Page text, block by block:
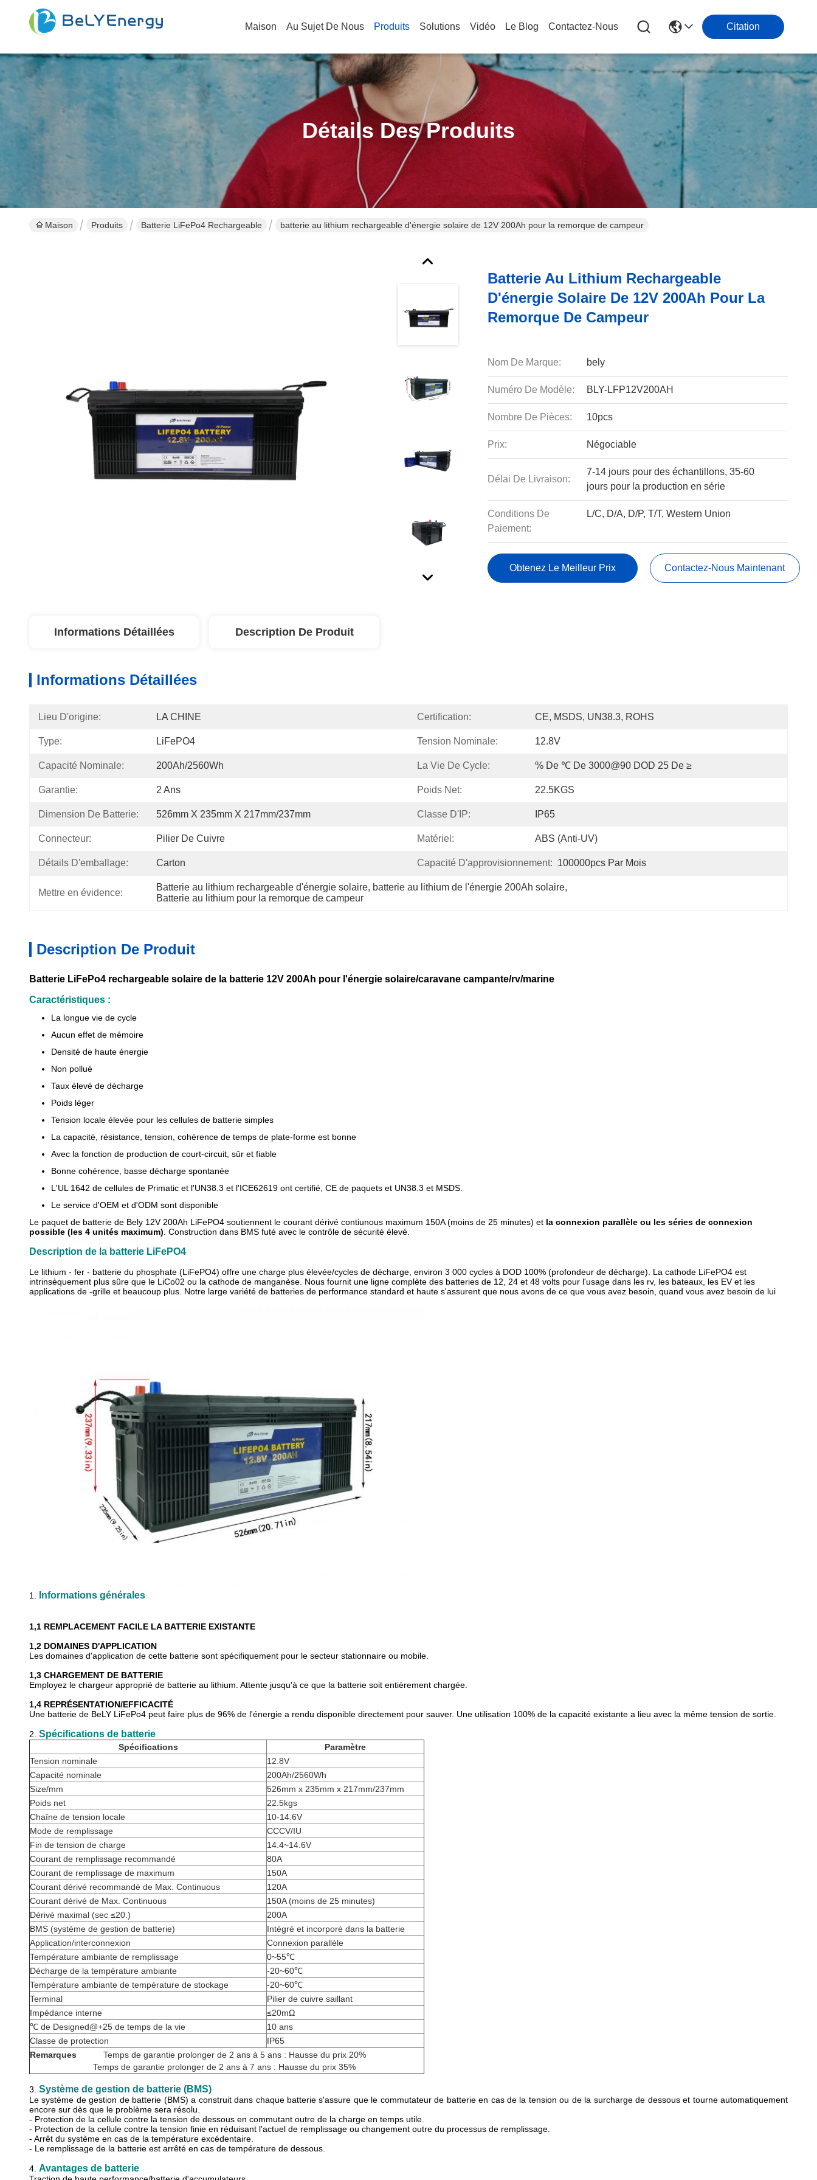
Maison Au Sujet De Nous Produits Solutions Vidéo Le Blog Contactez-Nous Citation
Détails Des Produits
Maison Produits Batterie LiFePo4 Rechargeable batterie au lithium rechargeable d'énergie solaire de 12V 200Ah pour la remorque de campeur
Batterie Au Lithium Rechargeable
D'énergie Solaire De 12V 200Ah Pour La
Remorque De Campeur
Nom De Marque: bely
Numéro De Modèle: BLY-LFP12V200AH
Nombre De Pièces: 10pcs
Prix: Négociable
Délai De Livraison:
7-14 jours pour des échantillons, 35-60
jours pour la production en série
Conditions De
Paiement:
L/C, D/A, D/P, T/T, Western Union
Obtenez Le Meilleur Prix Contactez-Nous Maintenant
Informations Détaillées Description De Produit
Informations Détaillées
Lieu D'origine: LA CHINE Certification: CE, MSDS, UN38.3, ROHS
Type: LiFePO4 Tension Nominale: 12.8V
Capacité Nominale: 200Ah/2560Wh La Vie De Cycle: % De ℃ De 3000@90 DOD 25 De ≥
Garantie: 2 Ans Poids Net: 22.5KGS
Dimension De Batterie: 526mm X 235mm X 217mm/237mm Classe D'IP: IP65
Connecteur: Pilier De Cuivre Matériel: ABS (anti-UV)
Détails D'emballage: Carton Capacité D'approvisionnement: 100000pcs Par Mois
Mettre en évidence:
Batterie au lithium rechargeable d'énergie solaire, batterie au lithium de l'énergie 200Ah solaire,
Batterie au lithium pour la remorque de campeur
Description De Produit
Batterie LiFePo4 rechargeable solaire de la batterie 12V 200Ah pour l'énergie solaire/caravane campante/rv/marine
Caractéristiques :
La longue vie de cycle
Aucun effet de mémoire
Densité de haute énergie
Non pollué
Taux élevé de décharge
Poids léger
Tension locale élevée pour les cellules de batterie simples
La capacité, résistance, tension, cohérence de temps de plate-forme est bonne
Avec la fonction de production de court-circuit, sûr et fiable
Bonne cohérence, basse décharge spontanée
L'UL 1642 de cellules de Primatic et l'UN38.3 et l'ICE62619 ont certifié, CE de paquets et UN38.3 et MSDS.
Le service d'OEM et d'ODM sont disponible
Le paquet de batterie de Bely 12V 200Ah LiFePO4 soutiennent le courant dérivé contiunous maximum 150A (moins de 25 minutes) et la connexion parallèle ou les séries de connexion
possible (les 4 unités maximum) . Construction dans BMS futé avec le contrôle de sécurité élevé.
Description de la batterie LiFePO4
Le lithium - fer - batterie du phosphate (LiFePO4) offre une charge plus élevée/cycles de décharge, environ 3 000 cycles à DOD 100% (profondeur de décharge). La cathode LiFePO4 est
intrinsèquement plus sûre que le LiCo02 ou la cathode de manganèse. Nous fournit une ligne complète des batteries de 12, 24 et 48 volts pour l'usage dans les rv, les bateaux, les EV et les
applications de -grille et beaucoup plus. Notre large variété de batteries de performance standard et haute s'assurent que nous avons de ce que vous avez besoin, quand vous avez besoin de lui
1. Informations générales
1,1 REMPLACEMENT FACILE LA BATTERIE EXISTANTE
1,2 DOMAINES D'APPLICATION
Les domaines d'application de cette batterie sont spécifiquement pour le secteur stationnaire ou mobile.
1,3 CHARGEMENT DE BATTERIE
Employez le chargeur approprié de batterie au lithium. Attente jusqu'à ce que la batterie soit entièrement chargée.
1,4 REPRÉSENTATION/EFFICACITÉ
Une batterie de BeLY LiFePo4 peut faire plus de 96% de l'énergie a rendu disponible directement pour sauver. Une utilisation 100% de la capacité existante a lieu avec la même tension de sortie.
2. Spécifications de batterie
Spécifications
Paramètre
Tension nominale
12.8V
Capacité nominale
200Ah/2560Wh
Size/mm
526mm x 235mm x 217mm/237mm
Poids net
22.5kgs
Chaîne de tension locale
10-14.6V
Mode de remplissage
CCCV/IU
Fin de tension de charge
14.4~14.6V
Courant de remplissage recommandé
80A
Courant de remplissage de maximum
150A
Courant dérivé recommandé de Max. Continuous
120A
Courant dérivé de Max. Continuous
150A (moins de 25 minutes)
Dérivé maximal (sec ≤20.)
200A
BMS (système de gestion de batterie)
Intégré et incorporé dans la batterie
Application/interconnexion
Connexion parallèle
Température ambiante de remplissage
0~55℃
Décharge de la température ambiante
-20~60℃
Température ambiante de température de stockage
-20~60℃
Terminal
Pilier de cuivre saillant
Impédance interne
≤20mΩ
℃ de Designed@+25 de temps de la vie
10 ans
Classe de protection
IP65
Remarques Temps de garantie prolonger de 2 ans à 5 ans : Hausse du prix 20%
Temps de garantie prolonger de 2 ans à 7 ans : Hausse du prix 35%
3. Système de gestion de batterie (BMS)
Le système de gestion de batterie (BMS) a construit dans chaque batterie s'assure que le commutateur de batterie en cas de la tension ou de la surcharge de dessous et tourne automatiquement
encore sur dès que le problème sera résolu.
- Protection de la cellule contre la tension de dessous en commutant outre de la charge en temps utile.
- Protection de la cellule contre la tension finie en réduisant l'actuel de remplissage ou changement outre du processus de remplissage.
- Arrêt du système en cas de la température excédentaire.
- Le remplissage de la batterie est arrêté en cas de température de dessous.
4. Avantages de batterie